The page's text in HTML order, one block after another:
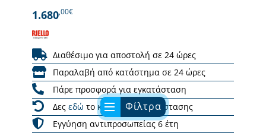
1.680,00€
Διαθέσιμο για αποστολή σε 24 ώρες
Παραλαβή από κατάστημα σε 24 ώρες
Πάρε προσφορά για εγκατάσταση
Δες εδώ το κόστος αντικατάστασης
Εγγύηση αντιπροσωπείας 6 έτη
Φίλτρα